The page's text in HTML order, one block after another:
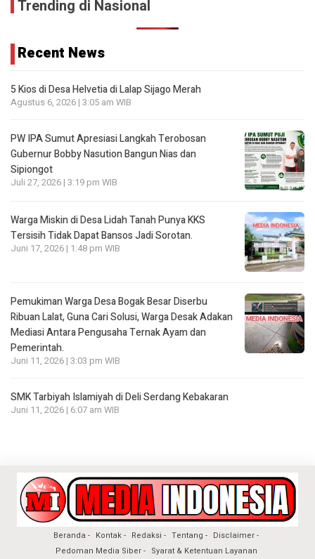
Trending di Nasional
Recent News
5 Kios di Desa Helvetia di Lalap Sijago Merah
Agustus 6, 2026 | 3:05 am WIB
PW IPA Sumut Apresiasi Langkah Terobosan
Gubernur Bobby Nasution Bangun Nias dan
Sipiongot
Juli 27, 2026 | 3:19 pm WIB
Warga Miskin di Desa Lidah Tanah Punya KKS
Tersisih Tidak Dapat Bansos Jadi Sorotan.
Juni 17, 2026 | 1:48 pm WIB
Pemukiman Warga Desa Bogak Besar Diserbu
Ribuan Lalat, Guna Cari Solusi, Warga Desak Adakan
Mediasi Antara Pengusaha Ternak Ayam dan
Pemerintah.
Juni 11, 2026 | 3:03 pm WIB
SMK Tarbiyah Islamiyah di Deli Serdang Kebakaran
Juni 11, 2026 | 6:07 am WIB
Beranda Kontak Redaksi Tentang
Disclaimer
Pedoman Media Siber
Syarat & Ketentuan Layanan